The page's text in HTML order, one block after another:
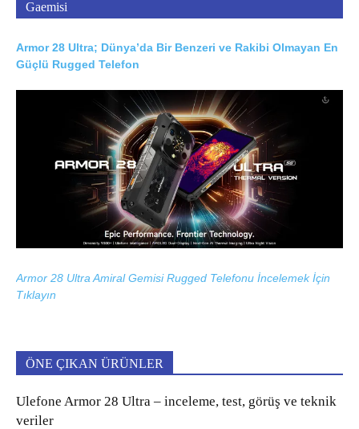
Gaemisi
Armor 28 Ultra; Dünya’da Bir Benzeri ve Rakibi Olmayan En
Güçlü Rugged Telefon
Armor 28 Ultra Amiral Gemisi Rugged Telefonu İncelemek İçin
Tıklayın
ÖNE ÇIKAN ÜRÜNLER
Ulefone Armor 28 Ultra – inceleme, test, görüş ve teknik
veriler